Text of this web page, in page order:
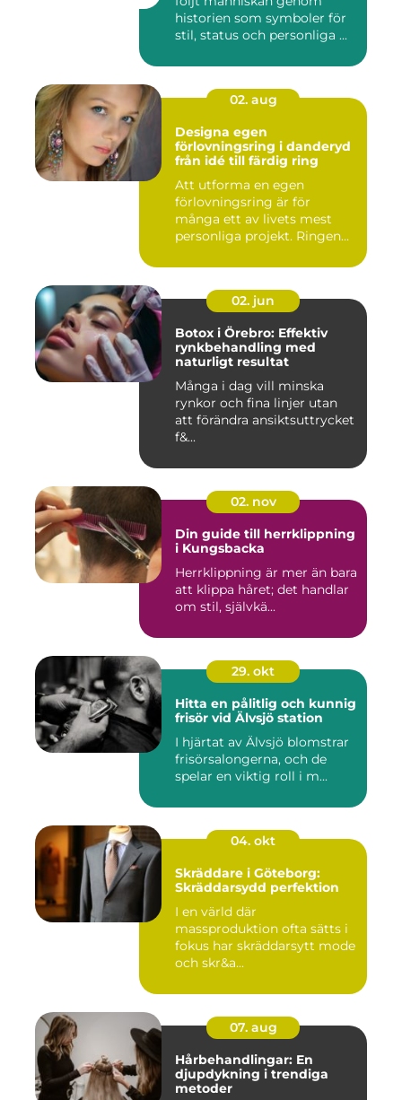
historien som symboler för
stil, status och personliga ...
02. aug
Designa egen
förlovningsring i danderyd
från idé till färdig ring
Att utforma en egen
förlovningsring är för
många ett av livets mest
personliga projekt. Ringen
02. jun
Botox i Örebro: Effektiv
rynkbehandling med
naturligt resultat
Många i dag vill minska
rynkor och fina linjer utan
att förändra ansiktsuttrycket
f&...
02. nov
Din guide till herrklippning
i Kungsbacka
Herrklippning är mer än bara
att klippa håret; det handlar
om stil, självkä...
29. okt
Hitta en pålitlig och kunnig
frisör vid Älvsjö station
I hjärtat av Älvsjö blomstrar
frisörsalongerna, och de
spelar en viktig roll i m...
04. okt
Skräddare i Göteborg:
Skräddarsydd perfektion
I en värld där
massproduktion ofta sätts i
fokus har skräddarsytt mode
och skr&a...
07. aug
Hårbehandlingar: En
djupdykning i trendiga
metoder